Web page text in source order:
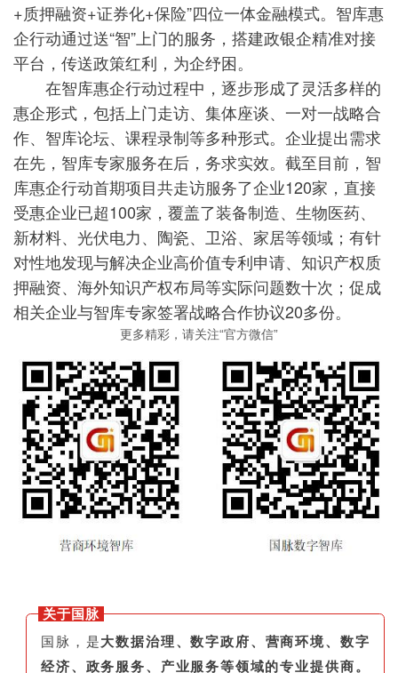
+质押融资+证券化+保险”四位一体金融模式。智库惠
企行动通过送“智”上门的服务，搭建政银企精准对接
平台，传送政策红利，为企纾困。
在智库惠企行动过程中，逐步形成了灵活多样的
惠企形式，包括上门走访、集体座谈、一对一战略合
作、智库论坛、课程录制等多种形式。企业提出需求
在先，智库专家服务在后，务求实效。截至目前，智
库惠企行动首期项目共走访服务了企业120家，直接
受惠企业已超100家，覆盖了装备制造、生物医药、
新材料、光伏电力、陶瓷、卫浴、家居等领域；有针
对性地发现与解决企业高价值专利申请、知识产权质
押融资、海外知识产权布局等实际问题数十次；促成
相关企业与智库专家签署战略合作协议20多份。
更多精彩，请关注“官方微信”
关于国脉
国脉，是大数据治理、数字政府、营商环境、数字
经济、政务服务、产业服务等领域的专业提供商。